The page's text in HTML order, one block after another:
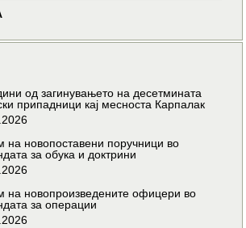
од загинувањето на десетмината
припадници кај месноста Карпалак
на новопоставени поручници во
за обука и доктрини
на новопроизведените офицери во
за операции